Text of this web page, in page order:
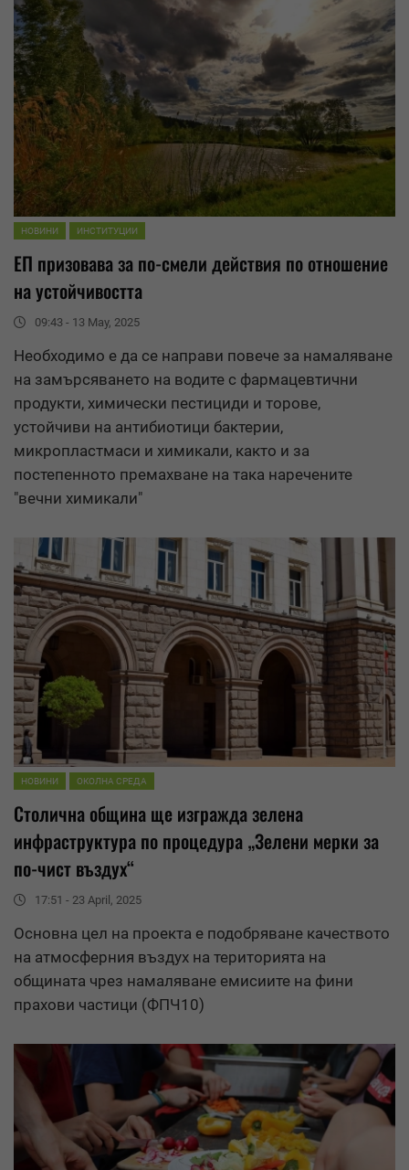
НОВИНИ ИНСТИТУЦИИ
ЕП призовава за по-смели действия по отношение
на устойчивостта
09:43 - 13 May, 2025
Необходимо е да се направи повече за намаляване
на замърсяването на водите с фармацевтични
продукти, химически пестициди и торове,
устойчиви на антибиотици бактерии,
микропластмаси и химикали, както и за
постепенното премахване на така наречените
"вечни химикали"
НОВИНИ ОКОЛНА СРЕДА
Столична община ще изгражда зелена
инфраструктура по процедура „Зелени мерки за
по-чист въздух“
17:51 - 23 April, 2025
Основна цел на проекта е подобряване качеството
на атмосферния въздух на територията на
общината чрез намаляване емисиите на фини
прахови частици (ФПЧ10)